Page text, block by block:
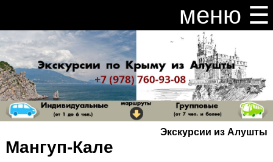
меню ☰
закрыть меню ×
Расписание и цены на экскурсии 2026
Индивидуальные экскурсии по Крыму
Видео канал Youtube
Экскурсии из Алушты
Мангуп-Кале